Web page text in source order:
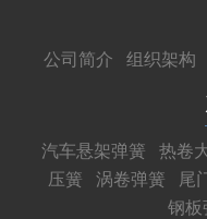
公司简介 组织架构
汽车悬架弹簧 热卷
压簧
涡卷弹簧 尾
钢板